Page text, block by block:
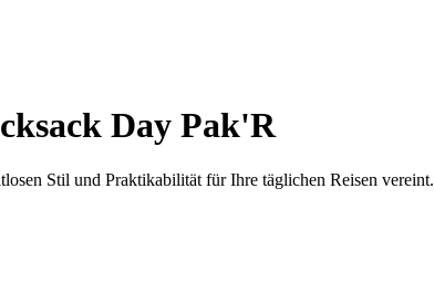
Day Pak'R
Stil und Praktikabilität für Ihre täglichen Reisen vereint.